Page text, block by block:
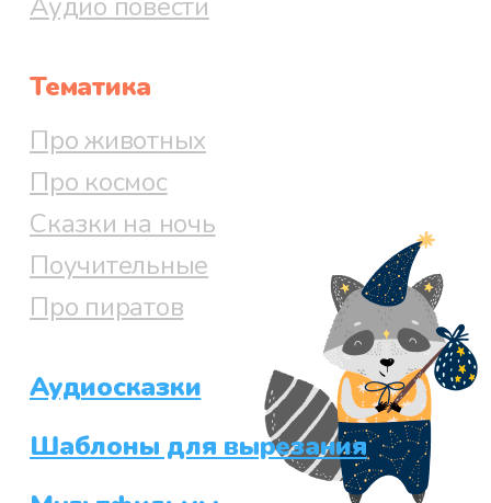
Тематика
Про животных
Про космос
Сказки на ночь
Поучительные
Про пиратов
Аудиосказки
Шаблоны для вырезания